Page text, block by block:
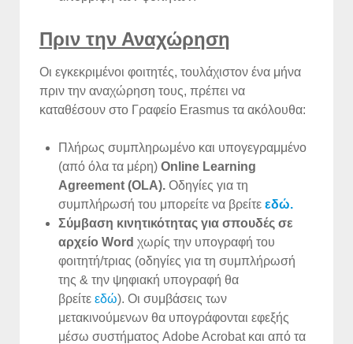
Πριν την Αναχώρηση
Οι εγκεκριμένοι φοιτητές, τουλάχιστον ένα μήνα
πριν την αναχώρηση τους, πρέπει να
καταθέσουν στο Γραφείο Erasmus τα ακόλουθα:
Πλήρως συμπληρωμένο και υπογεγραμμένο
(από όλα τα μέρη) Online Learning
Agreement (OLA). Οδηγίες για τη
συμπλήρωσή του μπορείτε να βρείτε εδώ.
Σύμβαση κινητικότητας για σπουδές σε
αρχείο Word χωρίς την υπογραφή του
φοιτητή/τριας (οδηγίες για τη συμπλήρωσή
της & την ψηφιακή υπογραφή θα
βρείτε εδώ). Οι συμβάσεις των
μετακινούμενων θα υπογράφονται εφεξής
μέσω συστήματος Adobe Acrobat και από τα